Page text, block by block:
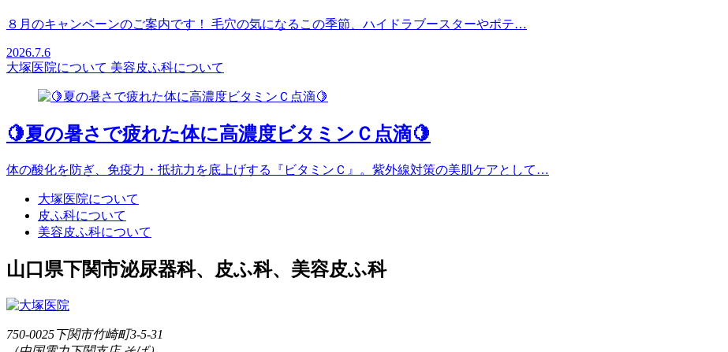
８月のキャンペーンのご案内です！ 毛穴の気になるこの季節、ハイドラブースターやポテ…
2026.7.6
大塚医院について 美容皮ふ科について
🍋夏の暑さで疲れた体に高濃度ビタミンＣ点滴🍋
体の酸化を防ぎ、免疫力・抵抗力を底上げする『ビタミンＣ』。紫外線対策の美肌ケアとして…
大塚医院について
皮ふ科について
美容皮ふ科について
山口県下関市泌尿器科、皮ふ科、美容皮ふ科
750-0025下関市竹崎町3-5-31